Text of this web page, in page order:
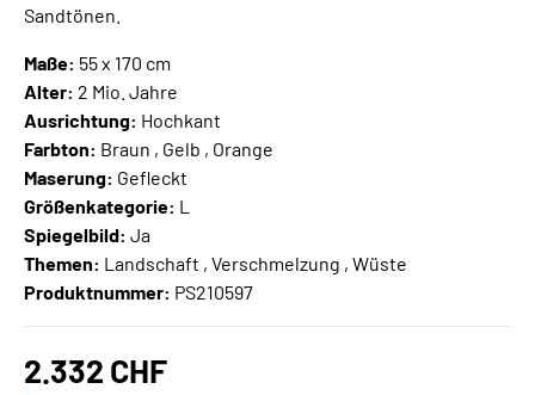
Sandtönen.
Maße: 55 x 170 cm
Alter: 2 Mio. Jahre
Ausrichtung: Hochkant
Farbton: Braun , Gelb , Orange
Maserung: Gefleckt
Größenkategorie: L
Spiegelbild: Ja
Themen: Landschaft , Verschmelzung , Wüste
Produktnummer: PS210597
2.332 CHF